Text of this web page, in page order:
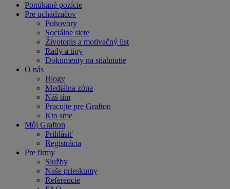
Ponúkané pozície
Pre uchádzačov
Pohovory
Sociálne siete
Životopis a motivačný list
Rady a tipy
Dokumenty na stiahnutie
O nás
Blogy
Mediálna zóna
Náš tím
Pracujte pre Grafton
Kto sme
Môj Grafton
Prihlásiť
Registrácia
Pre firmy
Služby
Naše prieskumy
Referencie